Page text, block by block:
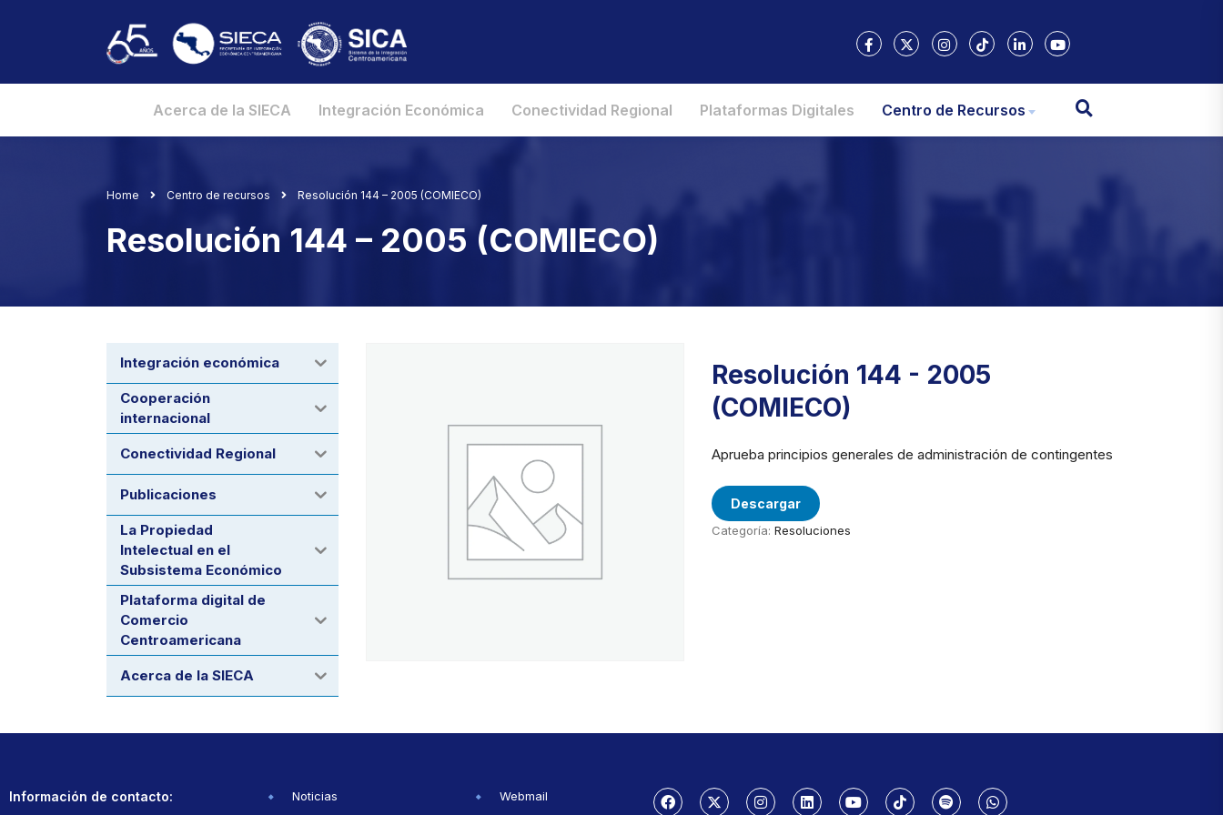
Acerca de la SIECA Integración Económica Conectividad Regional Plataformas Digitales Centro de Recursos
Home Centro de recursos Resolución 144 – 2005 (COMIECO)
Resolución 144 – 2005 (COMIECO)
Resolución 144 - 2005
(COMIECO)
Aprueba principios generales de administración de contingentes
Descargar
Categoría: Resoluciones
Integración económica
Cooperación
internacional
Conectividad Regional
Publicaciones
La Propiedad
Intelectual en el
Subsistema Económico
Plataforma digital de
Comercio
Centroamericana
Acerca de la SIECA
Información de contacto: Noticias Webmail